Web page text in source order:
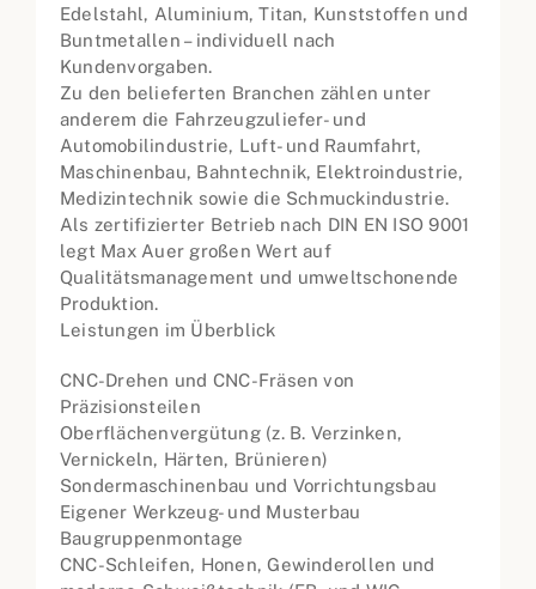
Edelstahl, Aluminium, Titan, Kunststoffen und
Buntmetallen – individuell nach
Kundenvorgaben.
Zu den belieferten Branchen zählen unter
anderem die Fahrzeugzuliefer- und
Automobilindustrie, Luft- und Raumfahrt,
Maschinenbau, Bahntechnik, Elektroindustrie,
Medizintechnik sowie die Schmuckindustrie.
Als zertifizierter Betrieb nach DIN EN ISO 9001
legt Max Auer großen Wert auf
Qualitätsmanagement und umweltschonende
Produktion.
Leistungen im Überblick
CNC-Drehen und CNC-Fräsen von
Präzisionsteilen
Oberflächenvergütung (z. B. Verzinken,
Vernickeln, Härten, Brünieren)
Sondermaschinenbau und Vorrichtungsbau
Eigener Werkzeug- und Musterbau
Baugruppenmontage
CNC-Schleifen, Honen, Gewinderollen und